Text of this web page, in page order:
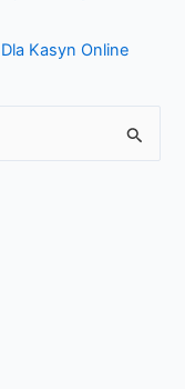
Kasyn Online